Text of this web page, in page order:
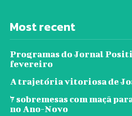
Most recent
Programas do Jornal
fevereiro
A trajetória vitoriosa de
7 sobremesas com maçã
no Ano-Novo